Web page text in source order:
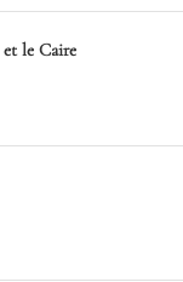
le Caire